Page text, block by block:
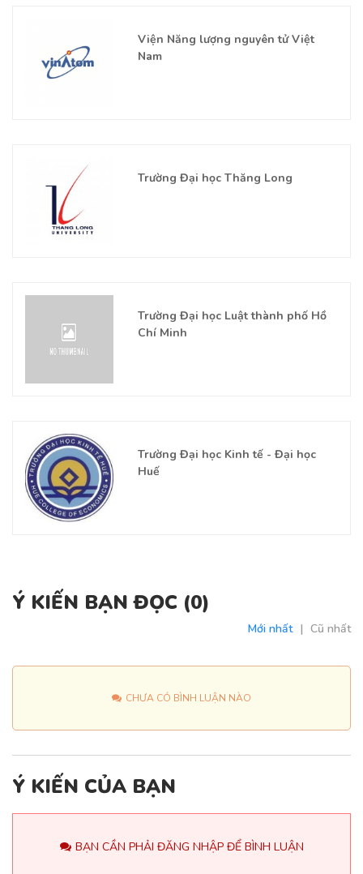
Viện Năng lượng nguyên tử Việt
Nam
Trường Đại học Thăng Long
Trường Đại học Luật thành phố Hồ
Chí Minh
Trường Đại học Kinh tế - Đại học
Huế
Ý KIẾN BẠN ĐỌC (0)
Mới nhất | Cũ nhất
CHƯA CÓ BÌNH LUẬN NÀO
Ý KIẾN CỦA BẠN
BẠN CẦN PHẢI ĐĂNG NHẬP ĐỂ BÌNH LUẬN